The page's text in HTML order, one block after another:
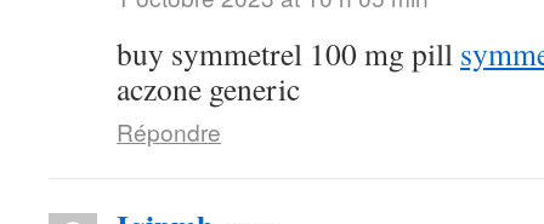
buy symmetrel 100 mg pill
aczone generic
Répondre